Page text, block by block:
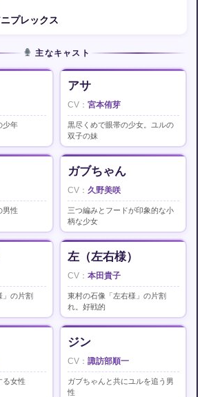
プレックス
主なキャスト
少年
アサ
宮本侑芽
黒尽くめで眼帯の少女。ユルの
双子の妹
男性
ガブちゃん
久野美咲
三つ編みとフードが印象的な小
柄な少女
」の片割
左（左右様）
本田貴子
東村の石像「左右様」の片割
れ。好戦的
る女性
ジン
諏訪部順一
ガブちゃんと共にユルを追う男
性